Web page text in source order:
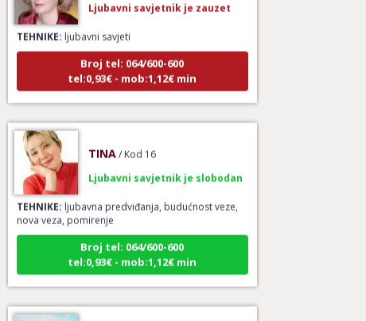
TEHNIKE:ljubavni savjeti
Broj tel: 064/600-600
tel:0,93€ - mob:1,12€ min
TEHNIKE:ljubavna predviđanja, budućnost veze,
nova veza, pomirenje
Broj tel: 064/600-600
tel:0,93€ - mob:1,12€ min